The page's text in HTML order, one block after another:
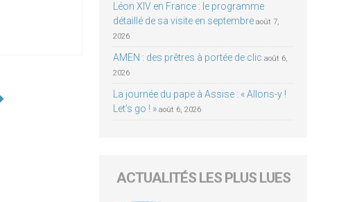
Léon XIV en France : le programme
détaillé de sa visite en septembre août 7,
2026
AMEN : des prêtres à portée de clic août 6,
2026
La journée du pape à Assise : « Allons-y !
Let’s go ! » août 6, 2026
ACTUALITÉS LES PLUS LUES